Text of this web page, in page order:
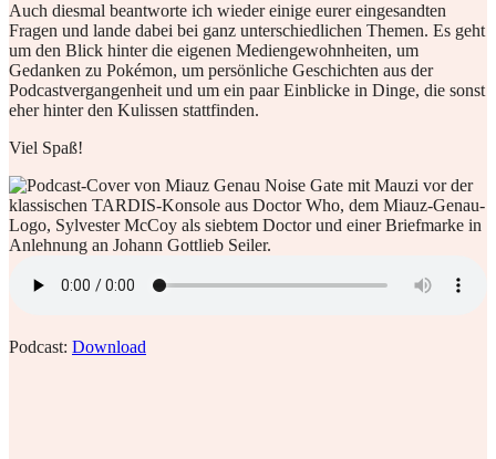
Auch diesmal beantworte ich wieder einige eurer eingesandten
Fragen und lande dabei bei ganz unterschiedlichen Themen. Es geht
um den Blick hinter die eigenen Mediengewohnheiten, um
Gedanken zu Pokémon, um persönliche Geschichten aus der
Podcastvergangenheit und um ein paar Einblicke in Dinge, die sonst
eher hinter den Kulissen stattfinden.
Viel Spaß!
Podcast: Download